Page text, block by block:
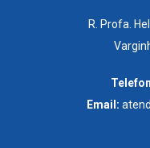
R. Profa.
Email: